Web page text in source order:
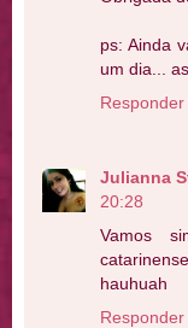
ps: Ainda
um dia...
Responder
Julianna
20:28
Vamos
hauhuah
Responder